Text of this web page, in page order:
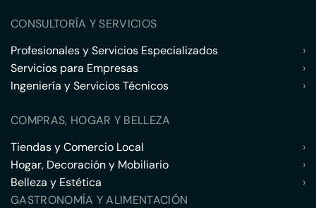
CONSULTORÍA Y SERVICIOS
Profesionales y Servicios Especializados
›
Servicios para Empresas
›
Ingeniería y Servicios Técnicos
›
COMPRAS, HOGAR Y BELLEZA
Tiendas y Comercio Local
›
Hogar, Decoración y Mobiliario
›
Belleza y Estética
›
GASTRONOMÍA Y ALIMENTACIÓN